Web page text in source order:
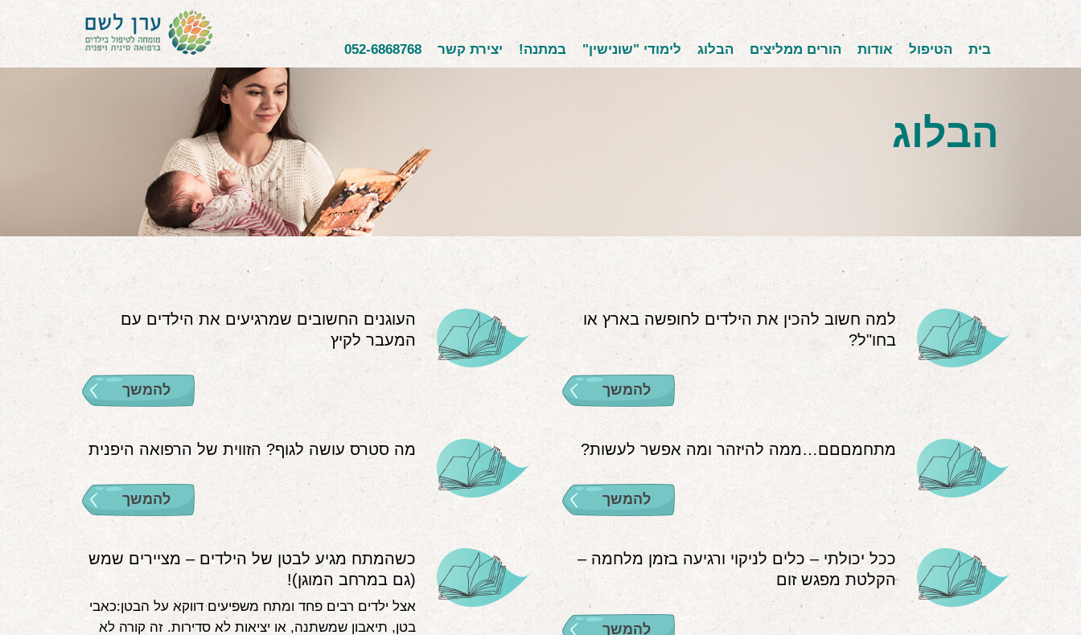
בית הטיפול אודות הורים ממליצים הבלוג לימודי "שונישין" במתנה! יצירת קשר 052-6868768
הבלוג
למה חשוב להכין את הילדים לחופשה בארץ או
בחו"ל?
להמשך
העוגנים החשובים שמרגיעים את הילדים עם
המעבר לקיץ
להמשך
מתחמםםם…ממה להיזהר ומה אפשר לעשות?
להמשך
מה סטרס עושה לגוף? הזווית של הרפואה היפנית
להמשך
ככל יכולתי – כלים לניקוי ורגיעה בזמן מלחמה –
הקלטת מפגש זום
להמשך
כשהמתח מגיע לבטן של הילדים – מציירים שמש
(גם במרחב המוגן)!
אצל ילדים רבים פחד ומתח משפיעים דווקא על הבטן:כאבי
בטן, תיאבון שמשתנה, או יציאות לא סדירות. זה קורה לא